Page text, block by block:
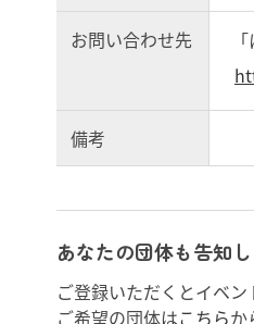
お問い合わせ先
備考
あなたの団体も告知
ご登録いただくとイベ
ご希望の団体はこちらか